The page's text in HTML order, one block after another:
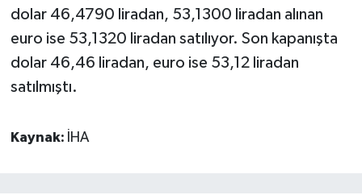
dolar 46,4790 liradan, 53,1300 liradan alınan
euro ise 53,1320 liradan satılıyor. Son kapanışta
dolar 46,46 liradan, euro ise 53,12 liradan
satılmıştı.
Kaynak: İHA